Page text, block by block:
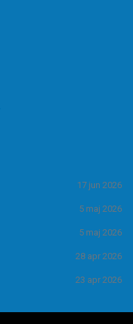
17 jun 2026
5 maj 2026
5 maj 2026
28 apr 2026
23 apr 2026